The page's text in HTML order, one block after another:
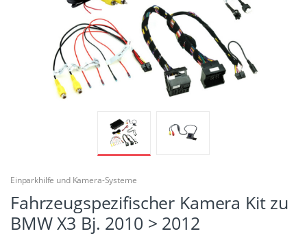
Einparkhilfe und Kamera-Systeme
Fahrzeugspezifischer Kamera Kit zu
BMW X3 Bj. 2010 > 2012